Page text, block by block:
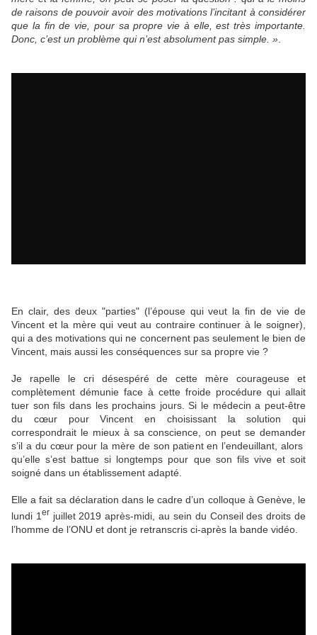
de raisons de pouvoir avoir des motivations l’incitant à considérer
que la fin de vie, pour sa propre vie à elle, est très importante.
Donc, c’est un problème qui n’est absolument pas simple. »
En clair, des deux "parties" (l’épouse qui veut la fin de vie de
Vincent et la mère qui veut au contraire continuer à le soigner),
qui a des motivations qui ne concernent pas seulement le bien de
Vincent, mais aussi les conséquences sur sa propre vie ?
Je rapelle le cri désespéré de cette mère courageuse et
complètement démunie face à cette froide procédure qui allait
tuer son fils dans les prochains jours. Si le médecin a peut-être
du cœur pour Vincent en choisissant la solution qui
correspondrait le mieux à sa conscience, on peut se demander
s’il a du cœur pour la mère de son patient en l’endeuillant, alors
qu’elle s’est battue si longtemps pour que son fils vive et soit
soigné dans un établissement adapté.
Elle a fait sa déclaration dans le cadre d’un colloque à Genève, le
lundi 1 er juillet 2019 après-midi, au sein du Conseil des droits de
l’homme de l’ONU et dont je retranscris ci-après la bande vidéo.